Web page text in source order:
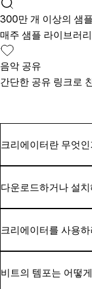
300만 개 이상의 샘
매주 샘플 라이브러
음악 공유
간단한 공유 링크로
크리에이터란 무엇인
크리에이터는 브라
다운로드하거나 설
아니요! 크리에이터
크리에이터를 사용
계정 없이도 비트 제
비트의 템포는 어떻